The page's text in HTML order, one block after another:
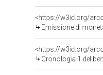
<https://w3id.org/
Emissione di
<https://w3id.org/
Cronologia 1 del